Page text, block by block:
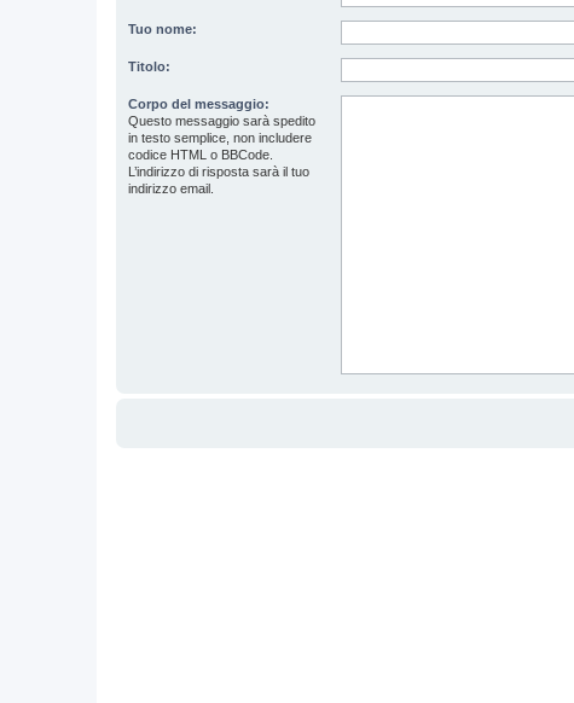
Tuo nome:
Titolo:
Corpo del messaggio:
Questo messaggio sarà spedito
in testo semplice, non includere
codice HTML o BBCode.
L’indirizzo di risposta sarà il tuo
indirizzo email.